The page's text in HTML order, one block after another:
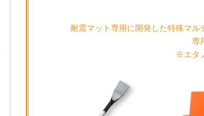
耐震マット専用に開発した特殊マル
専
※エタ